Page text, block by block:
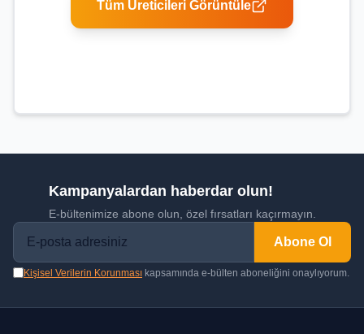
Tüm Üreticileri Görüntüle
Kampanyalardan haberdar olun!
E-bültenimize abone olun, özel fırsatları kaçırmayın.
Abone Ol
Kişisel Verilerin Korunması kapsamında e-bülten aboneliğini onaylıyorum.